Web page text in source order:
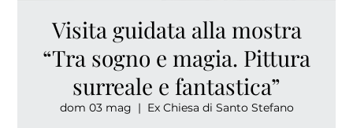
Visita guidata alla mostra
“Tra sogno e magia. Pittura
surreale e fantastica”
dom 03 mag
  |
Ex Chiesa di Santo Stefano